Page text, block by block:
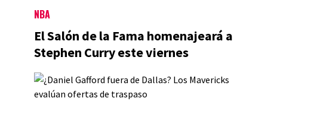
NBA
El Salón de la Fama homenajeará a
Stephen Curry este viernes